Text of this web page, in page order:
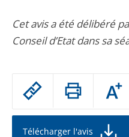
Passer
partage
de
ou
la
de
Télécharger l'avis
Cet avis a été délibéré
Conseil d’Etat dans sa